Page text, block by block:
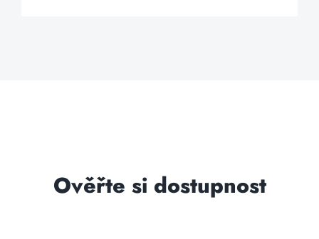
Ověřte si dostupnost